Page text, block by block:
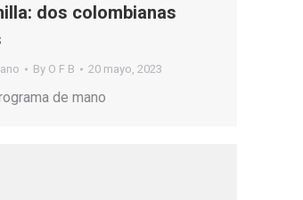
dos colombianas
By O F B 20 mayo, 2023
de mano